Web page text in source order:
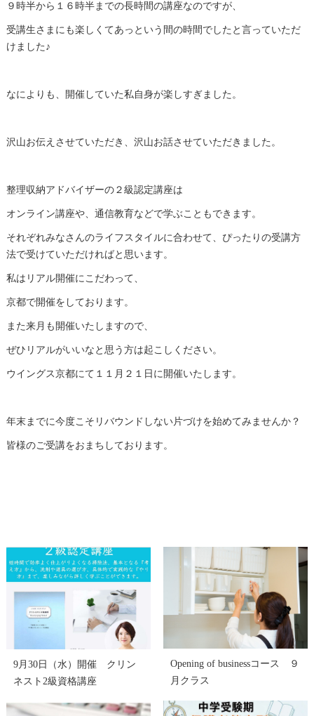
９時半から１６時半までの長時間の講座なのですが、
受講生さまにも楽しくてあっという間の時間でしたと言っていただ
けました♪
なによりも、開催していた私自身が楽しすぎました。
沢山お伝えさせていただき、沢山お話させていただきました。
整理収納アドバイザーの２級認定講座は
オンライン講座や、通信教育などで学ぶこともできます。
それぞれみなさんのライフスタイルに合わせて、ぴったりの受講方
法で受けていただければと思います。
私はリアル開催にこだわって、
京都で開催をしております。
また来月も開催いたしますので、
ぜひリアルがいいなと思う方は起こしください。
ウイングス京都にて１１月２１日に開催いたします。
年末までに今度こそリバウンドしない片づけを始めてみませんか？
皆様のご受講をおまちしております。
9月30日（水）開催 クリン
ネスト2級資格講座
Opening of businessコース ９
月クラス